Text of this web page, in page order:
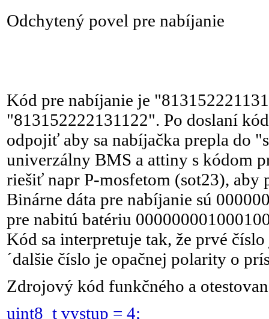
Odchytený povel pre nabíjanie
Kód pre nabíjanie je
"813152222131122". Po doslaní
odpojiť aby sa nabíjačka prepla do
univerzálny BMS a attiny s kódom
riešiť napr P-mosfetom (sot23),
Binárne dáta pre nabíjanie sú
pre nabitú batériu
Kód sa interpretuje tak, že prvé
´dalšie číslo je opačnej polarity o
Zdrojový kód funkčného a
uint8_t vystup = 4;